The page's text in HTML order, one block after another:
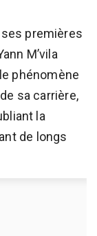
premières
M’vila
phénomène
sa carrière,
la
de longs